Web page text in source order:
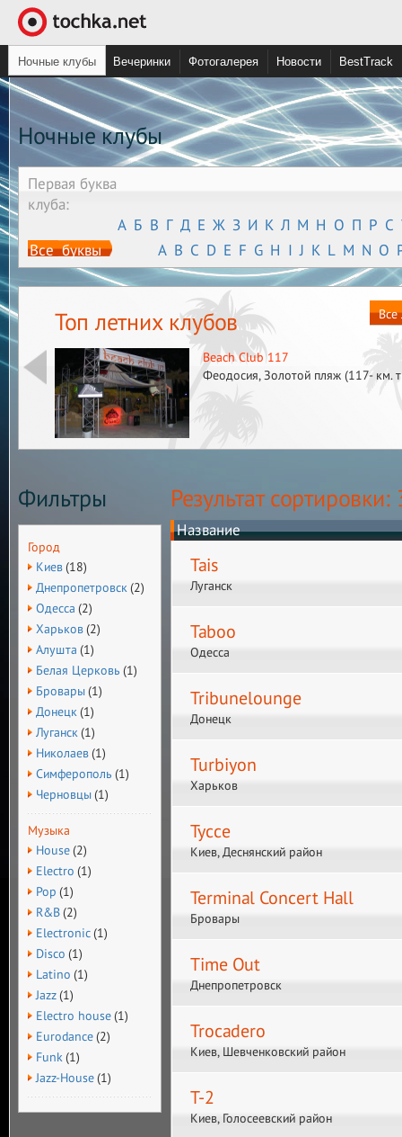
Ночные клубы Вечеринки Фотогалерея Новости BestTrack
Ночные клубыt
Первая буква
клуба:
А Б В Г Д Е Ж З И К Л М Н О П Р С
Все буквы
A B C D E F G H I J K L M N O
Топ летних клубов Все
Beach Club 117
Феодосия, Золотой пляж (117- км.
Фильтры
Город
Киев(18)
Днепропетровск(2)
Одесса (2)
Харьков(2)
Алушта (1)
Белая Церковь (1)
Бровары(1)
Донецк(1)
Луганск(1)
Николаев(1)
Симферополь (1)
Черновцы(1)
Музыка
House(2)
Electro (1)
Pop (1)
R&B(2)
Electronic(1)
Disco (1)
Latino (1)
Jazz(1)
Electro house(1)
Eurodance(2)
Funk(1)
Jazz-House(1)
Результат сортировки:
Название
Tais
Луганск
Taboo
Одесса
Tribunelounge
Донецк
Turbiyon
Харьков
Tycce
Киев, Деснянский район
Terminal Concert Hall
Бровары
Time Out
Днепропетровск
Trocadero
Киев, Шевченковский район
T-2
Киев, Голосеевский район